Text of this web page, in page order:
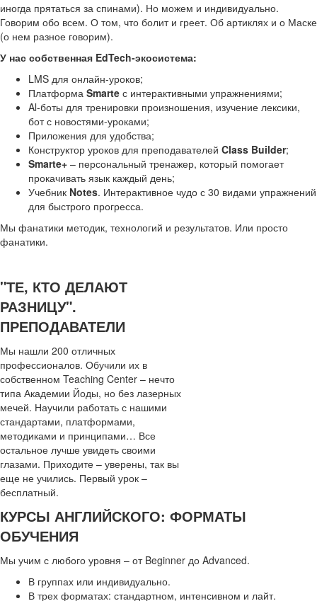
иногда прятаться за спинами). Но можем и индивидуально.
Говорим обо всем. О том, что болит и греет. Об артиклях и о Маске
(о нем разное говорим).
У нас собственная EdTech-экосистема:
LMS для онлайн-уроков;
Платформа Smarte с интерактивными упражнениями;
Al-боты для тренировки произношения, изучение лексики,
бот с новостями-уроками;
Приложения для удобства;
Конструктор уроков для преподавателей Class Builder;
Smarte+ – персональный тренажер, который помогает
прокачивать язык каждый день;
Учебник Notes. Интерактивное чудо с 30 видами упражнений
для быстрого прогресса.
Мы фанатики методик, технологий и результатов. Или просто
фанатики.
"ТЕ, КТО ДЕЛАЮТ
РАЗНИЦУ".
ПРЕПОДАВАТЕЛИ
Мы нашли 200 отличных
профессионалов. Обучили их в
собственном Teaching Center – нечто
типа Академии Йоды, но без лазерных
мечей. Научили работать с нашими
стандартами, платформами,
методиками и принципами… Все
остальное лучше увидеть своими
глазами. Приходите – уверены, так вы
еще не учились. Первый урок –
бесплатный.
КУРСЫ АНГЛИЙСКОГО: ФОРМАТЫ
ОБУЧЕНИЯ
Мы учим с любого уровня – от Beginner до Advanced.
В группах или индивидуально.
В трех форматах: стандартном, интенсивном и лайт.